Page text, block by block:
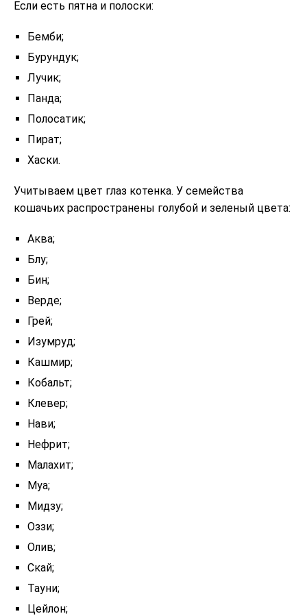
Если есть пятна и полоски:
Бемби;
Бурундук;
Лучик;
Панда;
Полосатик;
Пират;
Хаски.
Учитываем цвет глаз котенка. У семейства
кошачьих распространены голубой и зеленый цвета:
Аква;
Блу;
Бин;
Верде;
Грей;
Изумруд;
Кашмир;
Кобальт;
Клевер;
Нави;
Нефрит;
Малахит;
Муа;
Мидзу;
Оззи;
Олив;
Скай;
Тауни;
Цейлон;